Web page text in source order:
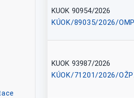
KUOK 90954/2026
KÚOK/89035/2026/
KUOK 93987/2026
KÚOK/71201/2026/